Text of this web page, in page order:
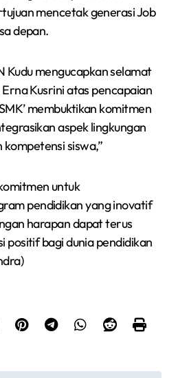
mencetak generasi Job
depan.
Kudu mengucapkan selamat
Kusrini atas pencapaian
membuktikan komitmen
aspek lingkungan
siswa,”
untuk
pendidikan yang inovatif
harapan dapat terus
positif bagi dunia pendidikan